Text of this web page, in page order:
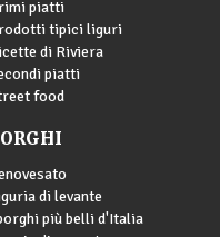
piatti
tipici liguri
di Riviera
piatti
food
di levante
più belli d'Italia